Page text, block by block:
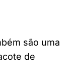
são uma
de